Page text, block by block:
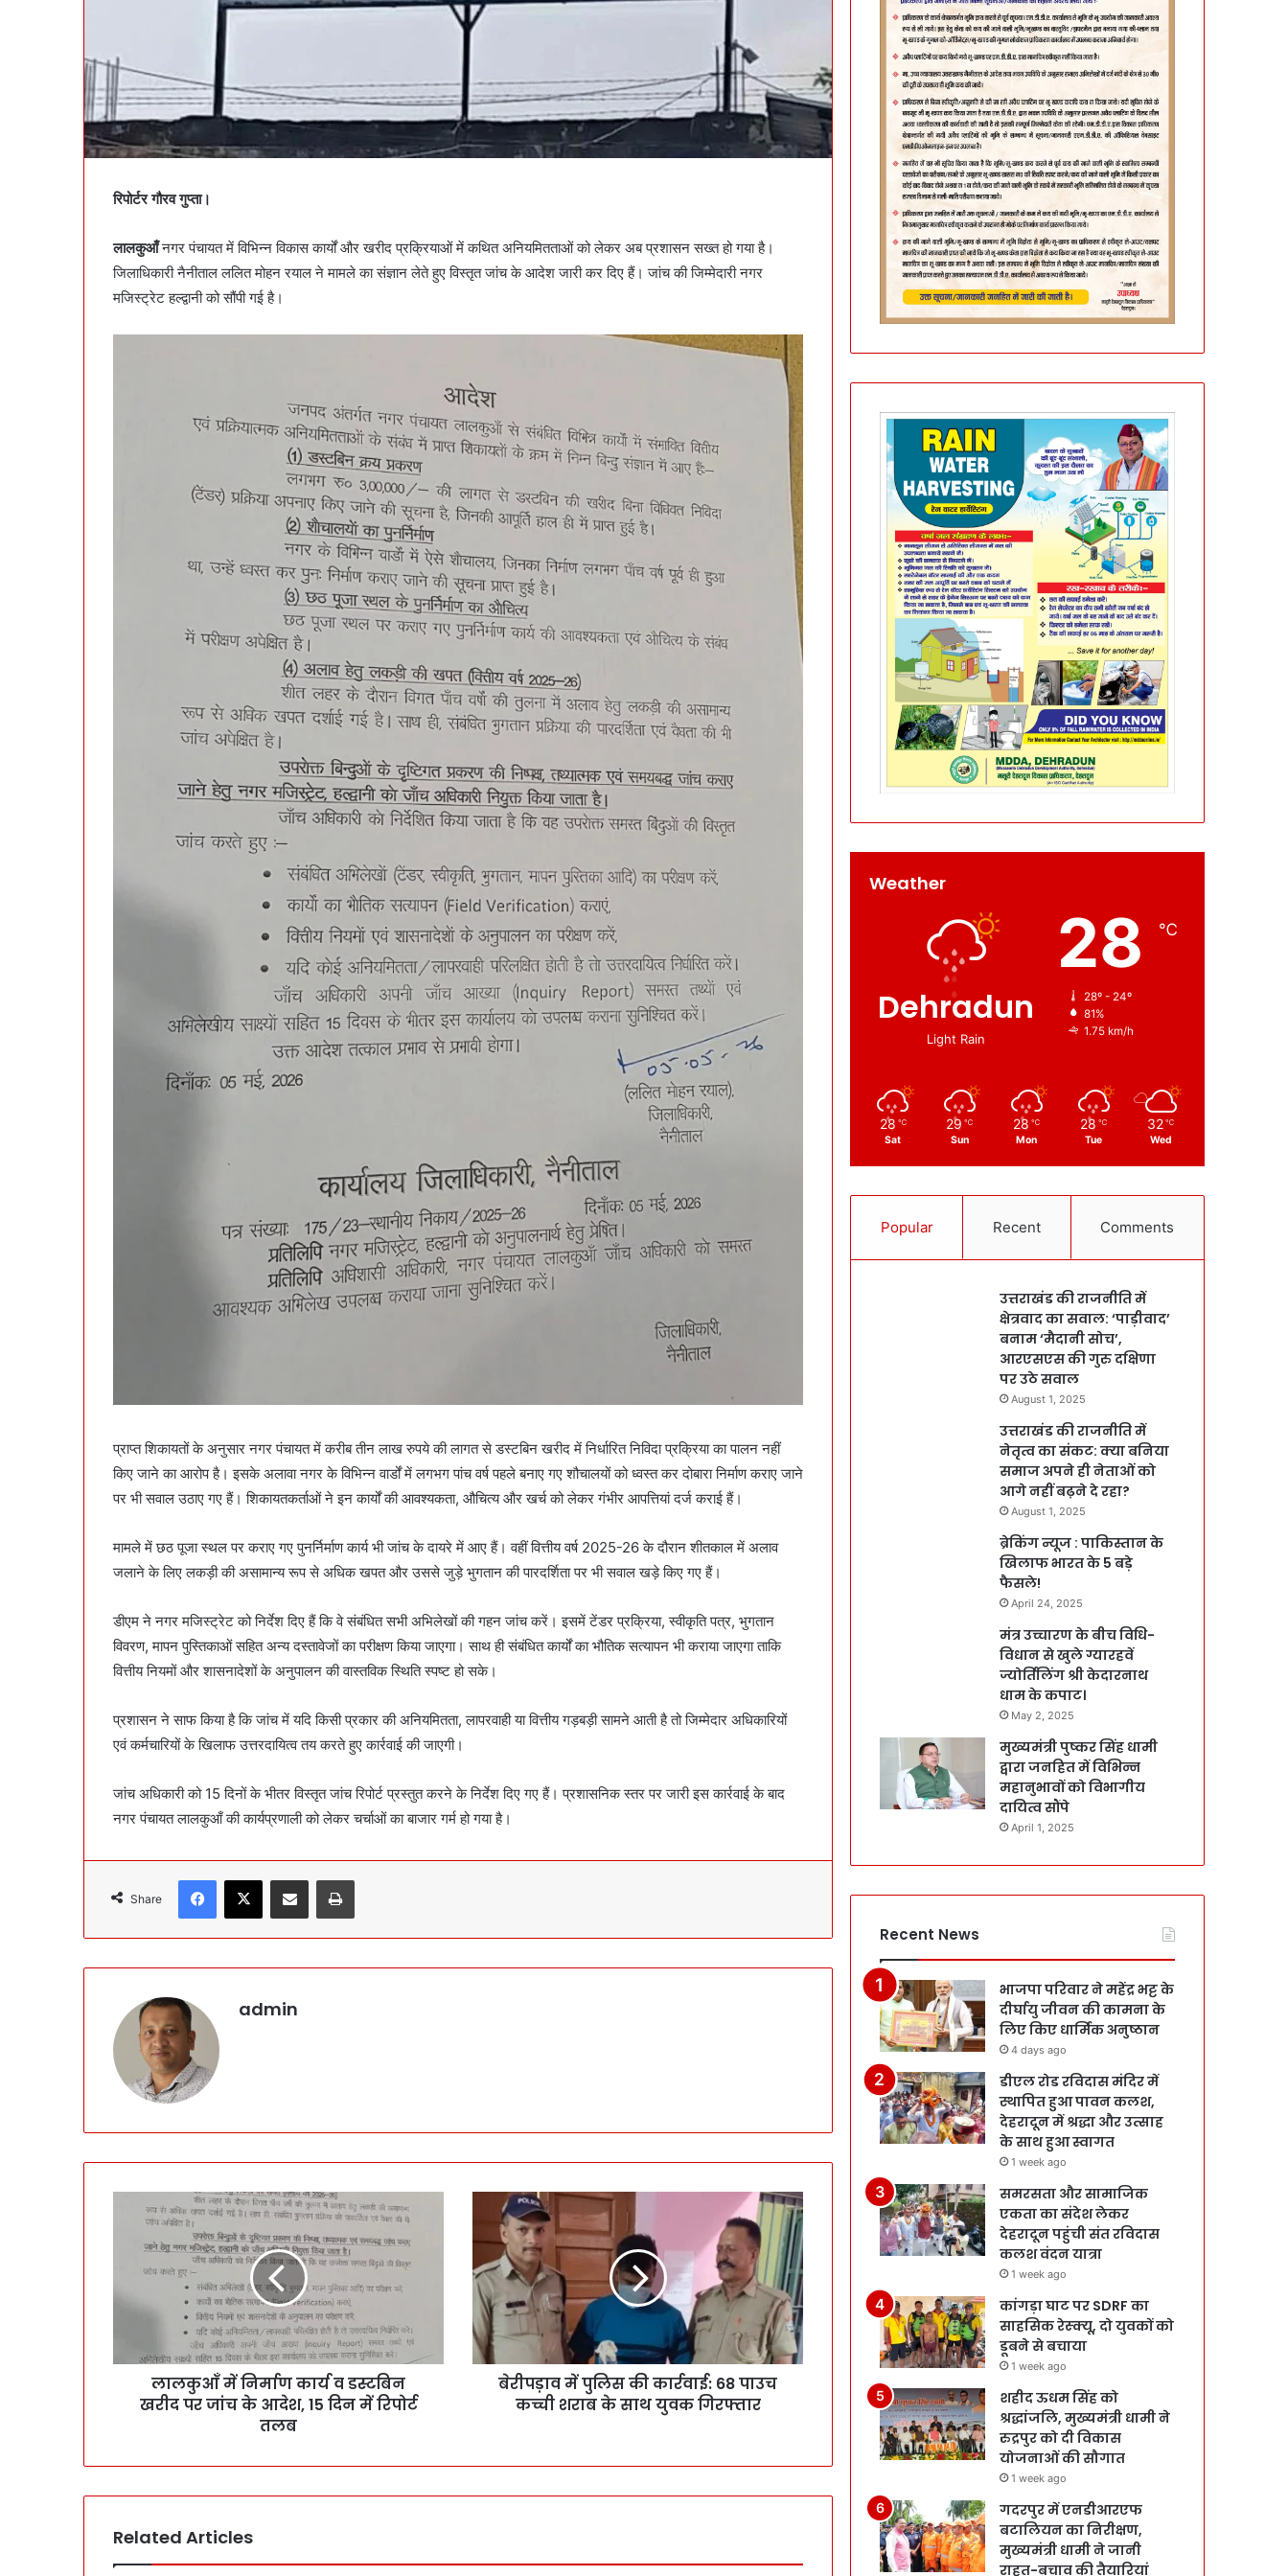
रिपोर्टर गौरव गुप्ता।
लालकुआँनगर पंचायत में विभिन्न विकास कार्यों और खरीद प्रक्रियाओं में कथित अनियमितताओं को लेकर अब प्रशासन सख्त हो गया है।
जिलाधिकारी नैनीताल ललित मोहन रयाल ने मामले का संज्ञान लेते हुए विस्तृत जांच के आदेश जारी कर दिए हैं। जांच की जिम्मेदारी नगर
मजिस्ट्रेट हल्द्वानी को सौंपी गई है।
प्राप्त शिकायतों के अनुसार नगर पंचायत में करीब तीन लाख रुपये की लागत से डस्टबिन खरीद में निर्धारित निविदा प्रक्रिया का पालन नहीं
किए जाने का आरोप है। इसके अलावा नगर के विभिन्न वार्डों में लगभग पांच वर्ष पहले बनाए गए शौचालयों को ध्वस्त कर दोबारा निर्माण कराए जाने
पर भी सवाल उठाए गए हैं। शिकायतकर्ताओं ने इन कार्यों की आवश्यकता, औचित्य और खर्च को लेकर गंभीर आपत्तियां दर्ज कराई हैं।
मामले में छठ पूजा स्थल पर कराए गए पुनर्निर्माण कार्य भी जांच के दायरे में आए हैं। वहीं वित्तीय वर्ष 2025-26 के दौरान शीतकाल में अलाव
जलाने के लिए लकड़ी की असामान्य रूप से अधिक खपत और उससे जुड़े भुगतान की पारदर्शिता पर भी सवाल खड़े किए गए हैं।
डीएम ने नगर मजिस्ट्रेट को निर्देश दिए हैं कि वे संबंधित सभी अभिलेखों की गहन जांच करें। इसमें टेंडर प्रक्रिया, स्वीकृति पत्र, भुगतान
विवरण, मापन पुस्तिकाओं सहित अन्य दस्तावेजों का परीक्षण किया जाएगा। साथ ही संबंधित कार्यों का भौतिक सत्यापन भी कराया जाएगा ताकि
वित्तीय नियमों और शासनादेशों के अनुपालन की वास्तविक स्थिति स्पष्ट हो सके।
प्रशासन ने साफ किया है कि जांच में यदि किसी प्रकार की अनियमितता, लापरवाही या वित्तीय गड़बड़ी सामने आती है तो जिम्मेदार अधिकारियों
एवं कर्मचारियों के खिलाफ उत्तरदायित्व तय करते हुए कार्रवाई की जाएगी।
जांच अधिकारी को 15 दिनों के भीतर विस्तृत जांच रिपोर्ट प्रस्तुत करने के निर्देश दिए गए हैं। प्रशासनिक स्तर पर जारी इस कार्रवाई के बाद
नगर पंचायत लालकुआँ की कार्यप्रणाली को लेकर चर्चाओं का बाजार गर्म हो गया है।
Share
admin
लालकुआँ में निर्माण कार्य व डस्टबिन
खरीद पर जांच के आदेश, 15 दिन में रिपोर्ट
तलब
बेरीपड़ाव में पुलिस की कार्रवाई: 68 पाउच
कच्ची शराब के साथ युवक गिरफ्तार
Related Articles
Weather
Dehradun
Light Rain
28 ℃
28º - 24º
81%
1.75 km/h
28 ℃
Sat
29 ℃
Sun
28 ℃
Mon
28 ℃
Tue
32 ℃
Wed
Popular Recent Comments
उत्तराखंड की राजनीति में
क्षेत्रवाद का सवाल: ‘पाड़ीवाद’
बनाम ‘मैदानी सोच’,
आरएसएस की गुरु दक्षिणा
पर उठे सवाल
August 1, 2025
उत्तराखंड की राजनीति में
नेतृत्व का संकट: क्या बनिया
समाज अपने ही नेताओं को
आगे नहीं बढ़ने दे रहा?
August 1, 2025
ब्रेकिंग न्यूज : पाकिस्तान के
खिलाफ भारत के 5 बड़े
फैसले!
April 24, 2025
मंत्र उच्चारण के बीच विधि-
विधान से खुले ग्यारहवें
ज्योर्तिलिंग श्री केदारनाथ
धाम के कपाट।
May 2, 2025
मुख्यमंत्री पुष्कर सिंह धामी
द्वारा जनहित में विभिन्न
महानुभावों को विभागीय
दायित्व सौंपे
April 1, 2025
Recent News
भाजपा परिवार ने महेंद्र भट्ट के
दीर्घायु जीवन की कामना के
लिए किए धार्मिक अनुष्ठान
4 days ago
डीएल रोड रविदास मंदिर में
स्थापित हुआ पावन कलश,
देहरादून में श्रद्धा और उत्साह
के साथ हुआ स्वागत
1 week ago
समरसता और सामाजिक
एकता का संदेश लेकर
देहरादून पहुंची संत रविदास
कलश वंदन यात्रा
1 week ago
कांगड़ा घाट पर SDRF का
साहसिक रेस्क्यू, दो युवकों को
डूबने से बचाया
1 week ago
शहीद ऊधम सिंह को
श्रद्धांजलि, मुख्यमंत्री धामी ने
रुद्रपुर को दी विकास
योजनाओं की सौगात
1 week ago
गदरपुर में एनडीआरएफ
बटालियन का निरीक्षण,
मुख्यमंत्री धामी ने जानी
राहत-बचाव की तैयारियां